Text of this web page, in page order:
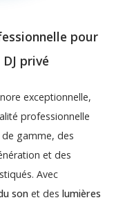
pour
privé
exceptionnelle,
professionnelle
gamme, des
et des
Avec
sonet des lumières